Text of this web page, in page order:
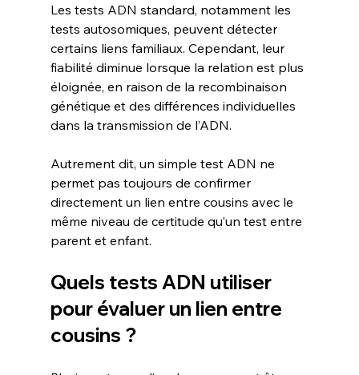
Les tests ADN standard, notamment les
tests autosomiques, peuvent détecter
certains liens familiaux. Cependant, leur
fiabilité diminue lorsque la relation est plus
éloignée, en raison de la recombinaison
génétique et des différences individuelles
dans la transmission de l’ADN.
Autrement dit, un simple test ADN ne
permet pas toujours de confirmer
directement un lien entre cousins avec le
même niveau de certitude qu’un test entre
parent et enfant.
Quels tests ADN utiliser
pour évaluer un lien entre
cousins ?